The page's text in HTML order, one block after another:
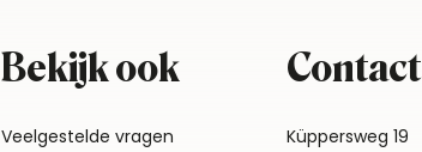
Bekijk ook
Veelgestelde vragen
Contact
Küppersweg 19